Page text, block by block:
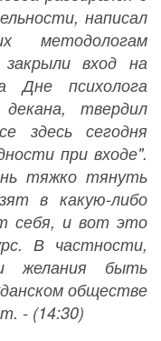
написал
вход на
Дне психолога
декана, твердил
здесь сегодня
при входе".
тяжко тянуть
в какую-либо
себя, и вот это
В частности,
желания быть
обществе
- (14:30)